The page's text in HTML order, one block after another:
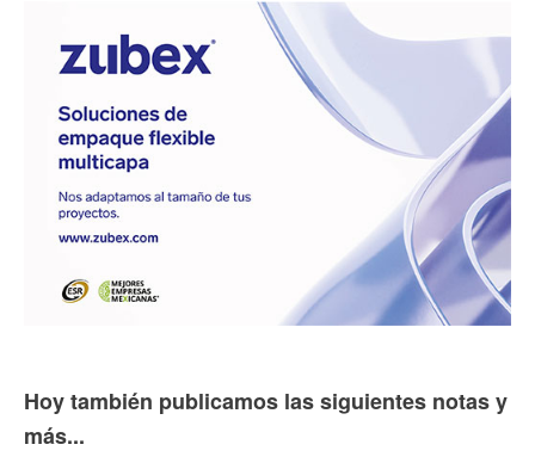
Hoy también publicamos las siguientes notas y
más...